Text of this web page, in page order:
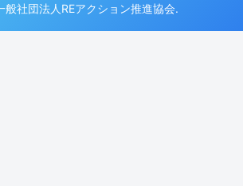
社団法人REアクション推進協会.